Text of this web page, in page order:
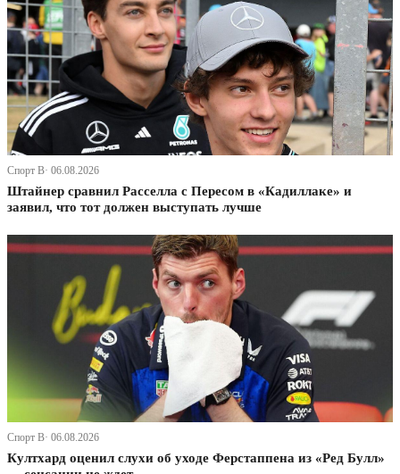
Спорт В· 06.08.2026
Штайнер сравнил Расселла с Пересом в «Кадиллаке» и
заявил, что тот должен выступать лучше
Спорт В· 06.08.2026
Култхард оценил слухи об уходе Ферстаппена из «Ред Булл»